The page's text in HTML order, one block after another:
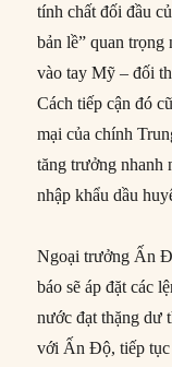
tính chất đối đầu
bản lề” quan
vào tay Mỹ – đối
Cách tiếp cận đó
mại của chính
tăng trưởng nhanh
nhập khẩu dầu
Ngoại trưởng Ấn
báo sẽ áp đặt các
nước đạt thặng dư
với Ấn Độ, tiếp tục